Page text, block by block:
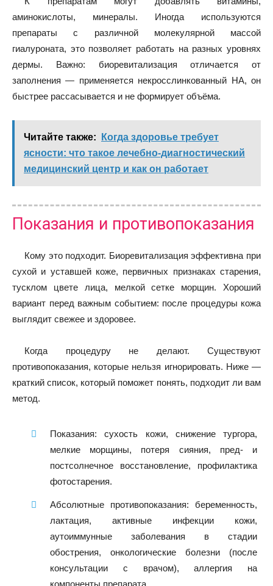
аминокислоты, минералы. Иногда используются
препараты с различной молекулярной массой
гиалуроната, это позволяет работать на разных уровнях
дермы. Важно: биоревитализация отличается от
заполнения — применяется некросслинкованный HA, он
быстрее рассасывается и не формирует объёма.
Читайте также:
Когда здоровье требует
ясности: что такое лечебно-диагностический
медицинский центр и как он работает
Показания и противопоказания
Кому это подходит. Биоревитализация эффективна при
сухой и уставшей коже, первичных признаках старения,
тусклом цвете лица, мелкой сетке морщин. Хороший
вариант перед важным событием: после процедуры кожа
выглядит свежее и здоровее.
Когда процедуру не делают. Существуют
противопоказания, которые нельзя игнорировать. Ниже —
краткий список, который поможет понять, подходит ли вам
метод.
Показания: сухость кожи, снижение тургора,
мелкие морщины, потеря сияния, пред- и
постсолнечное восстановление, профилактика
фотостарения.
Абсолютные противопоказания: беременность,
лактация, активные инфекции кожи,
аутоиммунные заболевания в стадии
обострения, онкологические болезни (после
консультации с врачом), аллергия на
компоненты препарата.